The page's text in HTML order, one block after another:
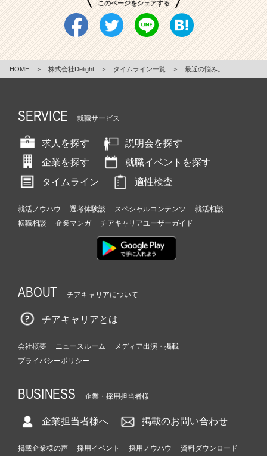
このページをシェアする
HOME ＞ 株式会社Delight ＞ タイムライン一覧 ＞ 最近の悩み。
SERVICE 就職サービス
求人を探す
説明会を探す
企業を探す
就職イベントを探す
タイムライン
適性検査
就活ノウハウ 選考体験談 スペシャルコンテンツ
就活相談
転職相談
企業マンガ チアキャリアユーザーガイド
ABOUT チアキャリアについて
チアキャリアとは
会社概要 ニュースルーム
メディア出演・掲載
プライバシーポリシー
BUSINESS 企業・採用担当者様
企業担当者様へ 掲載のお問い合わせ
掲載企業様の声 採用イベント 採用ノウハウ 資料ダウンロード